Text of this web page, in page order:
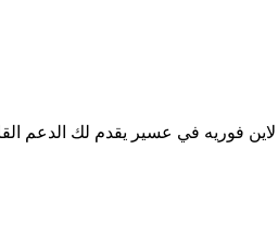
فوريه في عسير يقدم لك الدعم